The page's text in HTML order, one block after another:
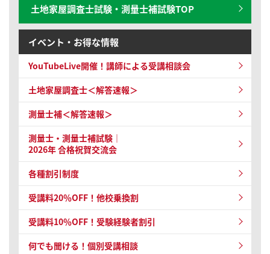
土地家屋調査士試験・測量士補試験TOP
イベント・お得な情報
YouTubeLive開催！ 講師による受講相談会
土地家屋調査士＜解答速報＞
測量士補＜解答速報＞
測量士・測量士補試験｜
2026年 合格祝賀交流会
各種割引制度
受講料20％OFF！他校乗換割
受講料10％OFF！受験経験者割引
何でも聞ける！個別受講相談